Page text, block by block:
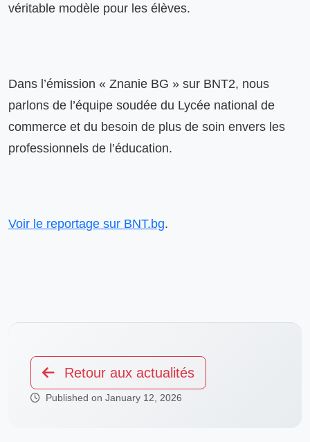
véritable modèle pour les élèves.
Dans l’émission « Znanie BG » sur BNT2, nous
parlons de l’équipe soudée du Lycée national de
commerce et du besoin de plus de soin envers les
professionnels de l’éducation.
Voir le reportage sur BNT.bg.
Retour aux actualités
Published on January 12, 2026